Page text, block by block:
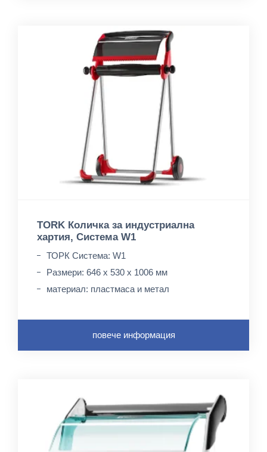
TORK Количка за индустриална
хартия, Система W1
ТОРК Система: W1
Размери: 646 х 530 х 1006 мм
материал: пластмаса и метал
повече информация